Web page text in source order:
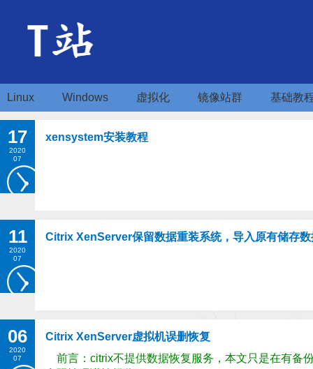
Linux Windows 虚拟化 镜像站群 基础教
17
2020
07
xensystem安装教程
11
2020
07
Citrix XenServer保留数据重装系统，导入原有储存数
06
2020
07
Citrix XenServer虚拟机误删恢复
前言：citrix不提供数据恢复服务，本文只是在有备